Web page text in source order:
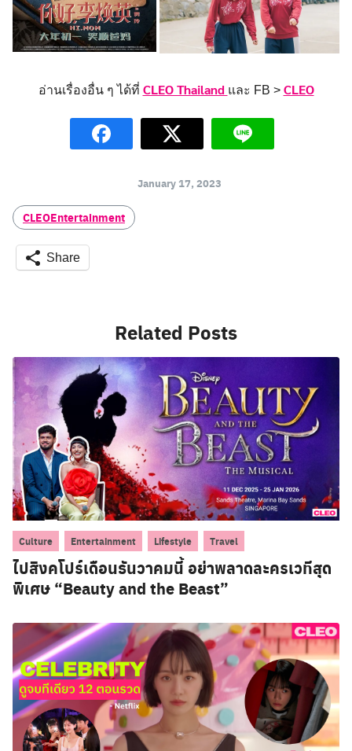
อ่านเรื่องอื่น ๆ ได้ที่ CLEO Thailand และ FB > CLEO
January 17, 2023
CLEOEntertainment
Share
Related Posts
Culture Entertainment Lifestyle Travel
ไปสิงคโปร์เดือนธันวาคมนี้ อย่าพลาดละครเวทีสุด
พิเศษ “Beauty and the Beast”